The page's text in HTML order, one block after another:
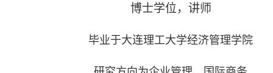
博士学位，讲师
毕业于大连理工大学经济管理学院